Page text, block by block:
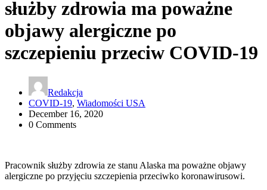
służby zdrowia ma poważne
objawy alergiczne po
szczepieniu przeciw COVID-19
Redakcja
COVID-19, Wiadomości USA
December 16, 2020
0 Comments
Pracownik służby zdrowia ze stanu Alaska ma poważne objawy
alergiczne po przyjęciu szczepienia przeciwko koronawirusowi.